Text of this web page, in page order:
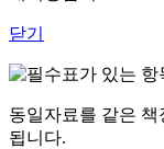
닫기
표가 있는
동일자료를 같은
됩니다.